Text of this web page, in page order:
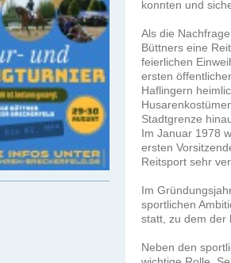
konnten und
Als die
Büttners eine
feierlichen
ersten
Haflingern
Stadtgrenze
Im Januar 1978
ersten
Reitsport sehr
Im
sportlichen
statt, zu dem der
Neben den